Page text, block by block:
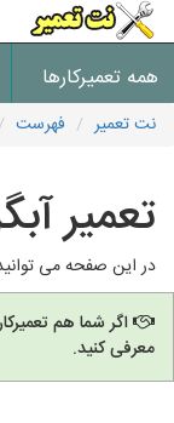
همه تعمیرکارها
نت تعمیر فهرست
تعمیر
در این صفحه می
اگر شما هم
معرفی کنید.